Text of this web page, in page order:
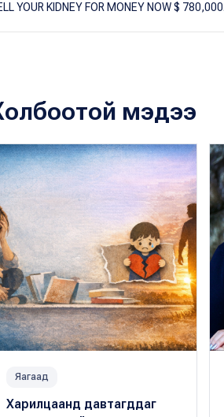
YOUR KIDNEY FOR MONEY NOW $
мэдээ
Яагаад
Харилцаанд давтагддаг